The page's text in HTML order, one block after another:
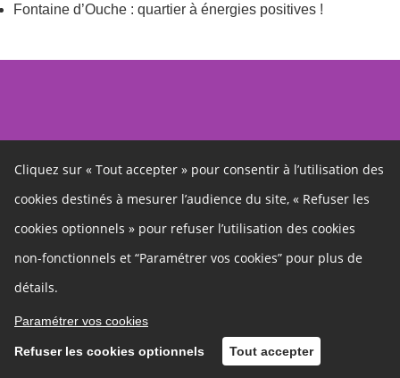
Fontaine d’Ouche : quartier à énergies positives !
Cliquez sur « Tout accepter » pour consentir à l’utilisation des
cookies destinés à mesurer l’audience du site, « Refuser les
cookies optionnels » pour refuser l’utilisation des cookies
non-fonctionnels et “Paramétrer vos cookies” pour plus de
détails.
Paramétrer vos cookies
Refuser les cookies optionnels Tout accepter
Autres liens
Cookies
Gestion des cookies
Politique de confidentialité
Charte